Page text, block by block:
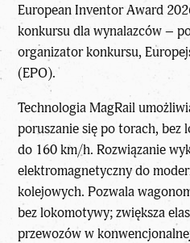
European Inventor Award
konkursu dla wynalazców –
organizator konkursu,
(EPO).
Technologia MagRail
poruszanie się po torach, bez
do 160 km/h. Rozwiązanie
elektromagnetyczny do
kolejowych. Pozwala
bez lokomotywy; zwiększa
przewozów w